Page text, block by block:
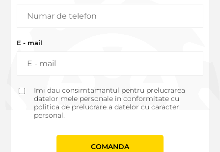
E - mail
Imi dau consimtamantul pentru prelucrarea
datelor mele personale in conformitate cu
politica de prelucrare a datelor cu caracter
personal.
СOMANDA